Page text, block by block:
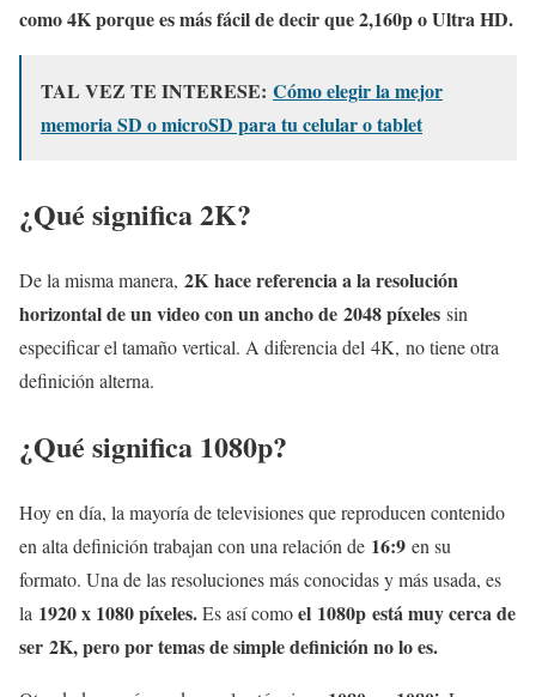
como 4K porque es más fácil de decir que 2,160p o Ultra HD.
TAL VEZ TE INTERESE: Cómo elegir la mejor
memoria SD o microSD para tu celular o tablet
¿Qué significa 2K?
De la misma manera, 2K hace referencia a la resolución
horizontal de un video con un ancho de 2048 píxeles sin
especificar el tamaño vertical. A diferencia del 4K, no tiene otra
definición alterna.
¿Qué significa 1080p?
Hoy en día, la mayoría de televisiones que reproducen contenido
en alta definición trabajan con una relación de 16:9 en su
formato. Una de las resoluciones más conocidas y más usada, es
la 1920 x 1080 píxeles.Es así comoel 1080p está muy cerca de
ser 2K, pero por temas de simple definición no lo es.